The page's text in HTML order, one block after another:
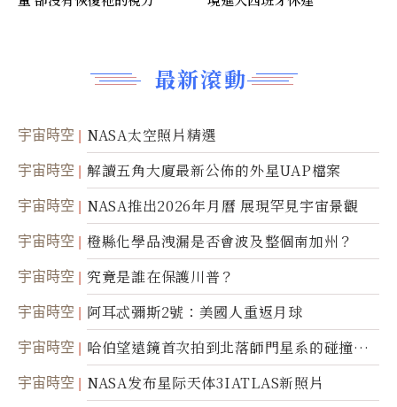
最新滾動
宇宙時空 NASA太空照片精選
宇宙時空 解讀五角大廈最新公佈的外星UAP檔案
宇宙時空 NASA推出2026年月曆 展現罕見宇宙景觀
宇宙時空 橙縣化學品洩漏是否會波及整個南加州？
宇宙時空 究竟是誰在保護川普？
宇宙時空 阿耳忒彌斯2號：美國人重返月球
宇宙時空
哈伯望遠鏡首次拍到北落師門星系的碰撞與
爆炸
宇宙時空 NASA发布星际天体3IATLAS新照片